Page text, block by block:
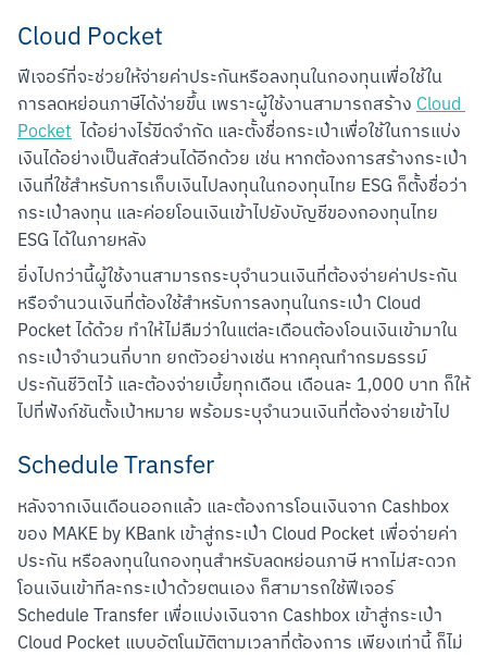
Cloud Pocket
ฟีเจอร์ที่จะช่วยให้จ่ายค่าประกันหรือลงทุนในกองทุนเพื่อใช้ใน
การลดหย่อนภาษีได้ง่ายขึ้น เพราะผู้ใช้งานสามารถสร้าง Cloud
Pocket
  ได้อย่างไร้ขีดจำกัด และตั้งชื่อกระเป๋าเพื่อใช้ในการแบ่ง
เงินได้อย่างเป็นสัดส่วนได้อีกด้วย เช่น หากต้องการสร้างกระเป๋า
เงินที่ใช้สำหรับการเก็บเงินไปลงทุนในกองทุนไทย ESG ก็ตั้งชื่อว่า
กระเป๋าลงทุน และค่อยโอนเงินเข้าไปยังบัญชีของกองทุนไทย
ESG ได้ในภายหลัง
ยิ่งไปกว่านี้ผู้ใช้งานสามารถระบุจำนวนเงินที่ต้องจ่ายค่าประกัน
หรือจำนวนเงินที่ต้องใช้สำหรับการลงทุนในกระเป๋า Cloud
Pocket ได้ด้วย ทำให้ไม่ลืมว่าในแต่ละเดือนต้องโอนเงินเข้ามาใน
กระเป๋าจำนวนกี่บาท ยกตัวอย่างเช่น หากคุณทำกรมธรรม์
ประกันชีวิตไว้ และต้องจ่ายเบี้ยทุกเดือน เดือนละ 1,000 บาท ก็ให้
ไปที่ฟังก์ชันตั้งเป้าหมาย พร้อมระบุจำนวนเงินที่ต้องจ่ายเข้าไป
Schedule Transfer
หลังจากเงินเดือนออกแล้ว และต้องการโอนเงินจาก Cashbox
ของ MAKE by KBank เข้าสู่กระเป๋า Cloud Pocket เพื่อจ่ายค่า
ประกัน หรือลงทุนในกองทุนสำหรับลดหย่อนภาษี หากไม่สะดวก
โอนเงินเข้าทีละกระเป๋าด้วยตนเอง ก็สามารถใช้ฟีเจอร์
Schedule Transfer เพื่อแบ่งเงินจาก Cashbox เข้าสู่กระเป๋า
Cloud Pocket แบบอัตโนมัติตามเวลาที่ต้องการ เพียงเท่านี้ ก็ไม่